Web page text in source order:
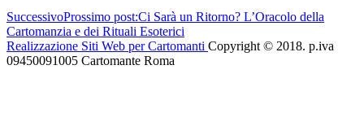
SuccessivoProssimo post:Ci Sarà un Ritorno? L’Oracolo della
Cartomanzia e dei Rituali Esoterici
Realizzazione Siti Web per Cartomanti Copyright © 2018. p.iva
09450091005 Cartomante Roma